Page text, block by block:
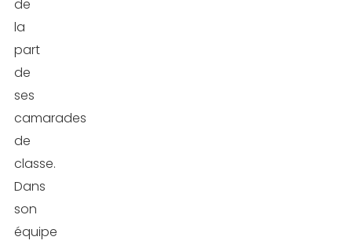
de
la
part
de
ses
camarades
de
classe.
Dans
son
équipe